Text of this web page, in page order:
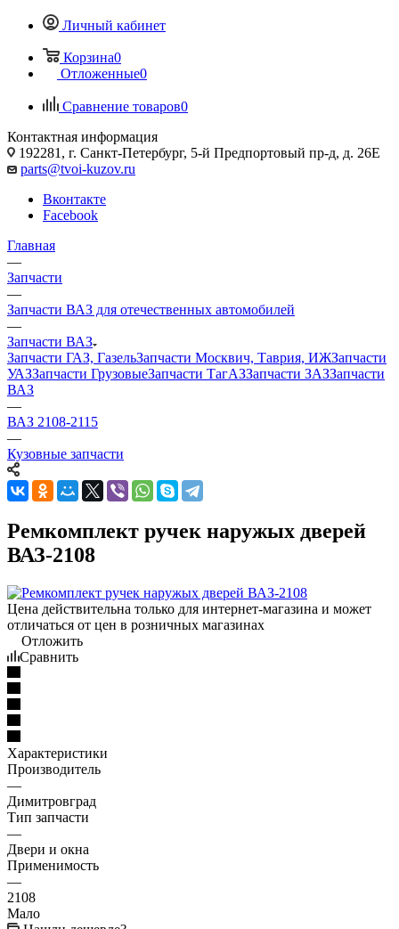
Личный кабинет
Корзина0
Отложенные0
Сравнение товаров0
Контактная информация
192281, г. Санкт-Петербург, 5-й Предпортовый пр-д, д. 26Е
parts@tvoi-kuzov.ru
Вконтакте
Facebook
Главная
—
Запчасти
—
Запчасти ВАЗ для отечественных автомобилей
—
Запчасти ВАЗ
Запчасти ГАЗ, ГазельЗапчасти Москвич, Таврия, ИЖЗапчасти
УАЗЗапчасти ГрузовыеЗапчасти ТагАЗЗапчасти ЗАЗЗапчасти
ВАЗ
—
ВАЗ 2108-2115
—
Кузовные запчасти
Ремкомплект ручек наружых дверей
ВАЗ-2108
Цена действительна только для интернет-магазина и может
отличаться от цен в розничных магазинах
Отложить
Сравнить
Характеристики
Производитель
—
Димитровград
Тип запчасти
—
Двери и окна
Применимость
—
2108
Мало